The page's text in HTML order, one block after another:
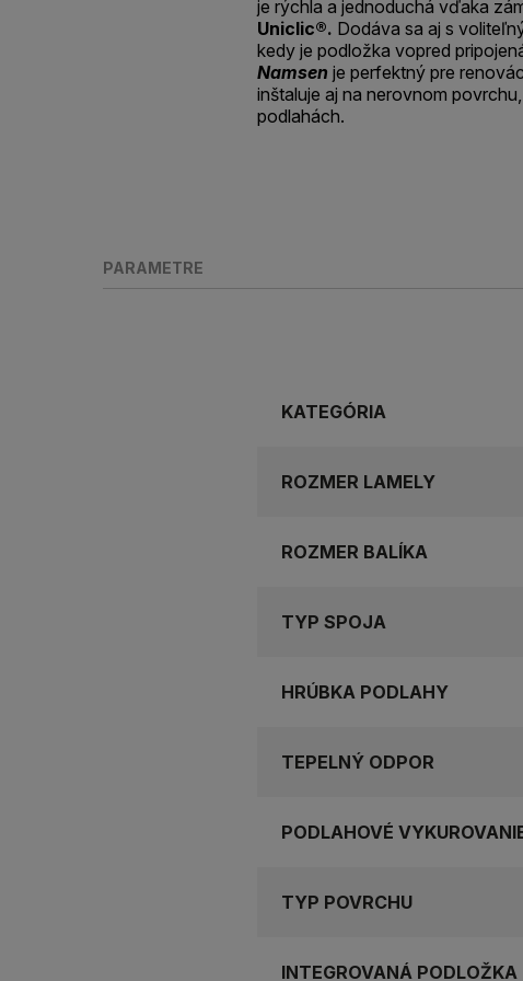
je rýchla a jednoduchá vďaka
Uniclic®. Dodáva sa aj s
kedy je podložka vopred
Namsen je perfektný pre
inštaluje aj na nerovnom
podlahách.
PARAMETRE
KATEGÓRIA
ROZMER LAMELY
ROZMER BALÍKA
TYP SPOJA
HRÚBKA PODLAHY
TEPELNÝ ODPOR
PODLAHOVÉ
TYP POVRCHU
INTEGROVANÁ PODLOŽKA